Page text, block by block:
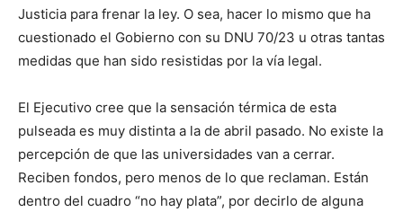
Justicia para frenar la ley. O sea, hacer lo mismo que ha
cuestionado el Gobierno con su DNU 70/23 u otras tantas
medidas que han sido resistidas por la vía legal.
El Ejecutivo cree que la sensación térmica de esta
pulseada es muy distinta a la de abril pasado. No existe la
percepción de que las universidades van a cerrar.
Reciben fondos, pero menos de lo que reclaman. Están
dentro del cuadro “no hay plata”, por decirlo de alguna